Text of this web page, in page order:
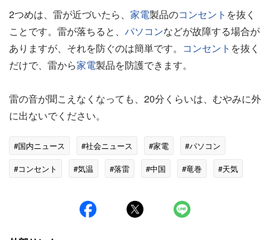
2つめは、雷が近づいたら、 家電製品のコンセント を抜く
ことです。雷が落ちると、 パソコンなどが故障する場合が
ありますが、それを防ぐのは簡単です。 コンセント を抜く
だけで、雷から家電製品を防護できます。
雷の音が聞こえなくなっても、20分くらいは、むやみに外
に出ないでください。
#国内ニュース #社会ニュース #家電
#パソコン
#コンセント
#気温 #落雷 #中国 #竜巻 #天気